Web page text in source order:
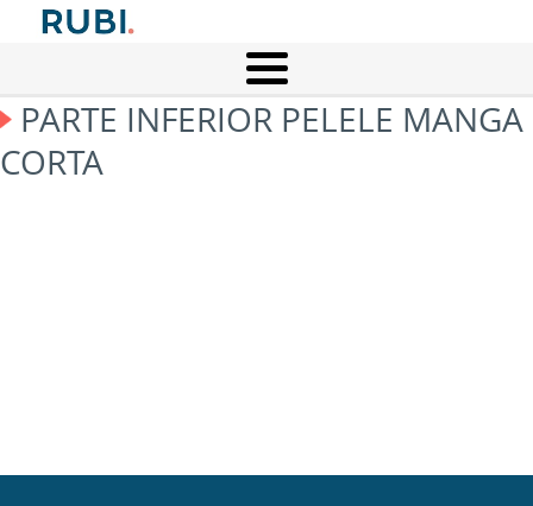
PARTE INFERIOR PELELE MANGA
CORTA